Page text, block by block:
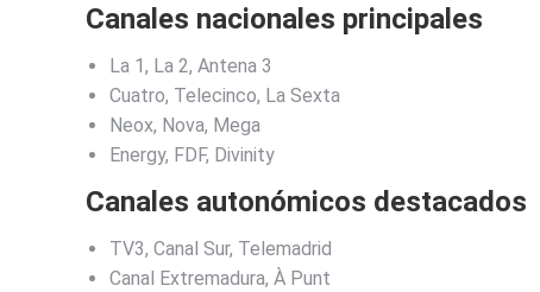
Canales nacionales principales
La 1, La 2, Antena 3
Cuatro, Telecinco, La Sexta
Neox, Nova, Mega
Energy, FDF, Divinity
Canales autonómicos destacados
TV3, Canal Sur, Telemadrid
Canal Extremadura, À Punt